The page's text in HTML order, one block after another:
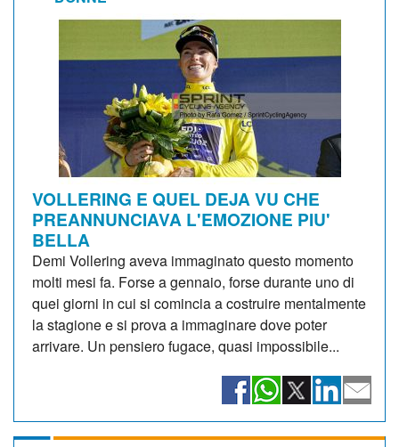
VOLLERING E QUEL DEJA VU CHE
PREANNUNCIAVA L'EMOZIONE PIU'
BELLA
Demi Vollering aveva immaginato questo momento
molti mesi fa. Forse a gennaio, forse durante uno di
quei giorni in cui si comincia a costruire mentalmente
la stagione e si prova a immaginare dove poter
arrivare. Un pensiero fugace, quasi impossibile...